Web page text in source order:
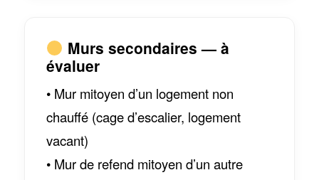
Murs secondaires — à
évaluer
• Mur mitoyen d’un logement non
chauffé (cage d’escalier, logement
vacant)
• Mur de refend mitoyen d’un autre